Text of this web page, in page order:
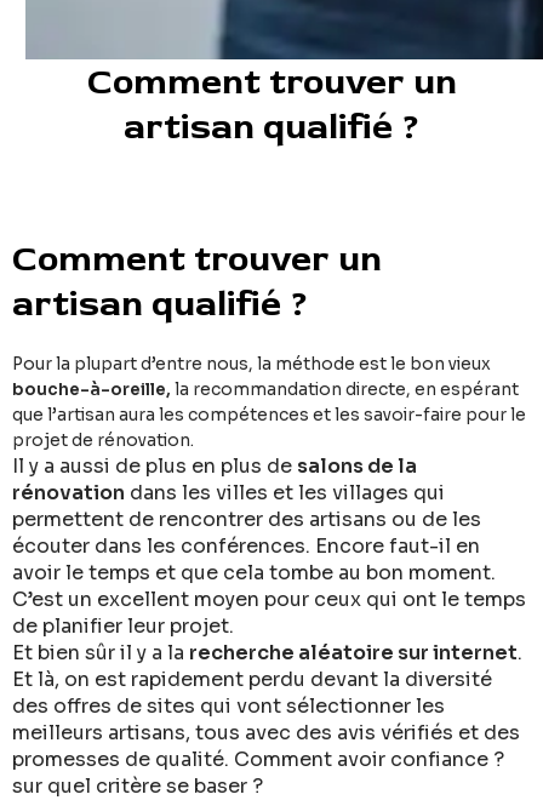
Comment trouver un
artisan qualifié ?
Comment trouver un
artisan qualifié ?
Pour la plupart d’entre nous, la méthode est le bon vieux
bouche-à-oreille, la recommandation directe, en espérant
que l’artisan aura les compétences et les savoir-faire pour le
projet de rénovation.
Il y a aussi de plus en plus de salons de la
rénovation dans les villes et les villages qui
permettent de rencontrer des artisans ou de les
écouter dans les conférences. Encore faut-il en
avoir le temps et que cela tombe au bon moment.
C’est un excellent moyen pour ceux qui ont le temps
de planifier leur projet.
Et bien sûr il y a la recherche aléatoire sur internet.
Et là, on est rapidement perdu devant la diversité
des offres de sites qui vont sélectionner les
meilleurs artisans, tous avec des avis vérifiés et des
promesses de qualité. Comment avoir confiance ?
sur quel critère se baser ?